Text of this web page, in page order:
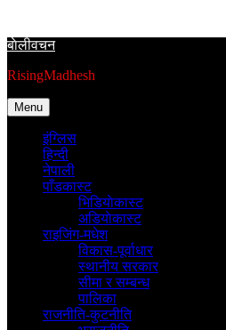
content
बाेलीवचन
RisingMadhesh
Menu
इंग्लिस
हिन्दी
नेपाली
पाँडकास्ट
भिडियाेकास्ट
अडियाेकास्ट
राइजिंग-मधेश
विकास-पूर्वाधार
स्थानीय सरकार
सीमा र सम्बन्ध
पालिका
राजनीति-कुटनीति